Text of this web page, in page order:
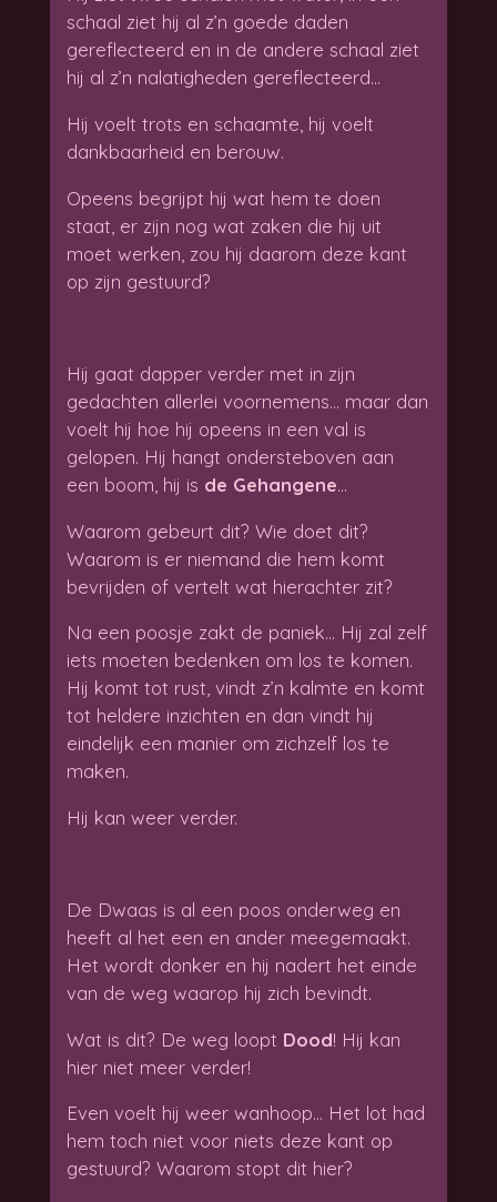
schaal ziet hij al z’n goede daden
gereflecteerd en in de andere schaal ziet
hij al z’n nalatigheden gereflecteerd…
Hij voelt trots en schaamte, hij voelt
dankbaarheid en berouw.
Opeens begrijpt hij wat hem te doen
staat, er zijn nog wat zaken die hij uit
moet werken, zou hij daarom deze kant
op zijn gestuurd?
Hij gaat dapper verder met in zijn
gedachten allerlei voornemens… maar dan
voelt hij hoe hij opeens in een val is
gelopen. Hij hangt ondersteboven aan
een boom, hij is de Gehangene…
Waarom gebeurt dit? Wie doet dit?
Waarom is er niemand die hem komt
bevrijden of vertelt wat hierachter zit?
Na een poosje zakt de paniek… Hij zal zelf
iets moeten bedenken om los te komen.
Hij komt tot rust, vindt z’n kalmte en komt
tot heldere inzichten en dan vindt hij
eindelijk een manier om zichzelf los te
maken.
Hij kan weer verder.
De Dwaas is al een poos onderweg en
heeft al het een en ander meegemaakt.
Het wordt donker en hij nadert het einde
van de weg waarop hij zich bevindt.
Wat is dit? De weg loopt Dood! Hij kan
hier niet meer verder!
Even voelt hij weer wanhoop… Het lot had
hem toch niet voor niets deze kant op
gestuurd? Waarom stopt dit hier?